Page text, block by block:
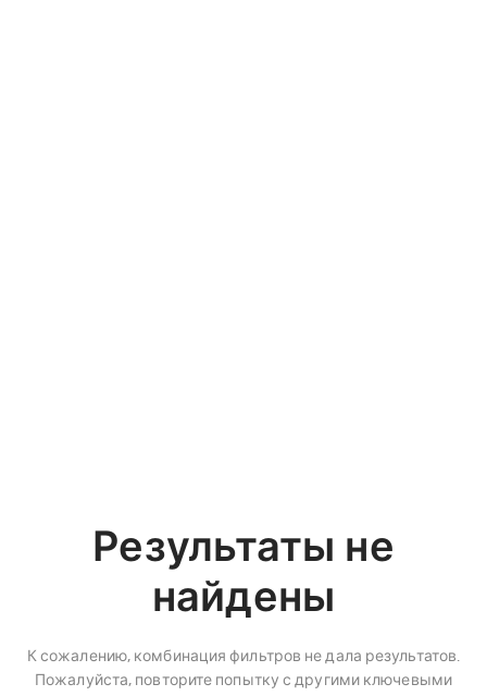
Результаты не
найдены
К сожалению, комбинация фильтров не дала результатов.
Пожалуйста, повторите попытку с другими ключевыми